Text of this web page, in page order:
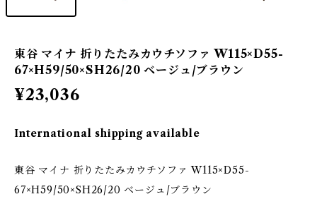
東谷 マイナ 折りたたみカウチソファ W115×D55-
67×H59/50×SH26/20 ベージュ/ブラウン
¥23,036
International shipping available
東谷 マイナ 折りたたみカウチソファ W115×D55-
67×H59/50×SH26/20 ベージュ/ブラウン